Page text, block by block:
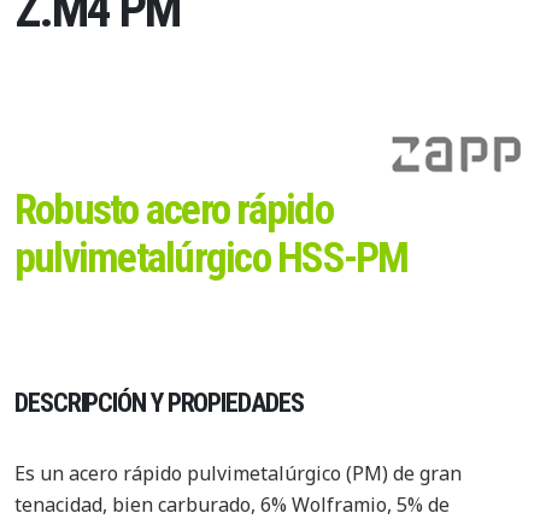
Robusto acero rápido
pulvimetalúrgico HSS-PM
DESCRIPCIÓN Y PROPIEDADES
Es un acero rápido pulvimetalúrgico (PM) de gran
tenacidad, bien carburado, 6% Wolframio, 5% de